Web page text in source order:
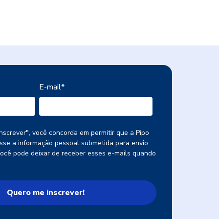
E-mail*
você concorda em permitir que a Pipo
a informação pessoal submetida para envio
pode deixar de receber esses e-mails quando